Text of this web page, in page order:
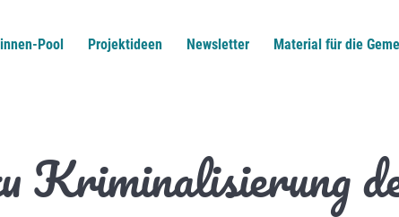
Pool Projektideen Newsletter Material für die
Kriminalisierung